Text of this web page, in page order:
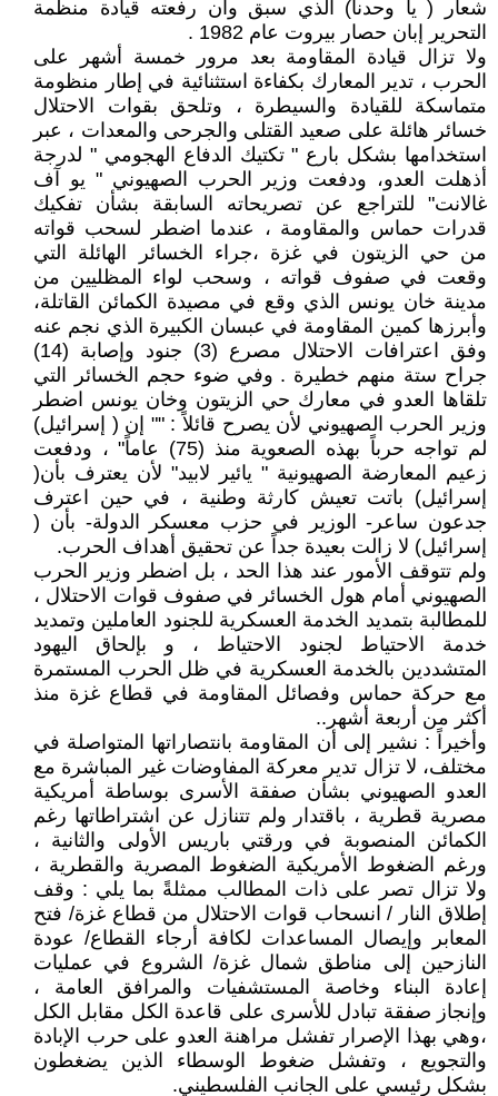
شعار ( يا وحدنا) الذي سبق وأن رفعته قيادة منظمة
التحرير إبان حصار بيروت عام 1982 .
ولا تزال قيادة المقاومة بعد مرور خمسة أشهر على
الحرب ، تدير المعارك بكفاءة استثنائية في إطار منظومة
متماسكة للقيادة والسيطرة ، وتلحق بقوات الاحتلال
خسائر هائلة على صعيد القتلى والجرحى والمعدات ، عبر
استخدامها بشكل بارع " تكتيك الدفاع الهجومي " لدرجة
أذهلت العدو، ودفعت وزير الحرب الصهيوني " يو آف
غالانت" للتراجع عن تصريحاته السابقة بشأن تفكيك
قدرات حماس والمقاومة ، عندما اضطر لسحب قواته
من حي الزيتون في غزة ،جراء الخسائر الهائلة التي
وقعت في صفوف قواته ، وسحب لواء المظليين من
مدينة خان يونس الذي وقع في مصيدة الكمائن القاتلة،
وأبرزها كمين المقاومة في عبسان الكبيرة الذي نجم عنه
وفق اعترافات الاحتلال مصرع (3) جنود وإصابة (14)
جراح ستة منهم خطيرة . وفي ضوء حجم الخسائر التي
تلقاها العدو في معارك حي الزيتون وخان يونس اضطر
وزير الحرب الصهيوني لأن يصرح قائلاً : "" إن ( إسرائيل)
لم تواجه حرباً بهذه الصعوية منذ (75) عاماً" ، ودفعت
زعيم المعارضة الصهيونية " يائير لابيد" لأن يعترف بأن(
إسرائيل) باتت تعيش كارثة وطنية ، في حين اعترف
جدعون ساعر- الوزير في حزب معسكر الدولة- بأن (
إسرائيل) لا زالت بعيدة جداً عن تحقيق أهداف الحرب.
ولم تتوقف الأمور عند هذا الحد ، بل اضطر وزير الحرب
الصهيوني أمام هول الخسائر في صفوف قوات الاحتلال ،
للمطالبة بتمديد الخدمة العسكرية للجنود العاملين وتمديد
خدمة الاحتياط لجنود الاحتياط ، و بإلحاق اليهود
المتشددين بالخدمة العسكرية في ظل الحرب المستمرة
مع حركة حماس وفصائل المقاومة في قطاع غزة منذ
أكثر من أربعة أشهر..
وأخيراً : نشير إلى أن المقاومة بانتصاراتها المتواصلة في
مختلف، لا تزال تدير معركة المفاوضات غير المباشرة مع
العدو الصهيوني بشأن صفقة الأسرى بوساطة أمريكية
مصرية قطرية ، باقتدار ولم تتنازل عن اشتراطاتها رغم
الكمائن المنصوبة في ورقتي باريس الأولى والثانية ،
ورغم الضغوط الأمريكية الضغوط المصرية والقطرية ،
ولا تزال تصر على ذات المطالب ممثلةً بما يلي : وقف
إطلاق النار / انسحاب قوات الاحتلال من قطاع غزة/ فتح
المعابر وإيصال المساعدات لكافة أرجاء القطاع/ عودة
النازحين إلى مناطق شمال غزة/ الشروع في عمليات
إعادة البناء وخاصة المستشفيات والمرافق العامة ،
وإنجاز صفقة تبادل للأسرى على قاعدة الكل مقابل الكل
،وهي بهذا الإصرار تفشل مراهنة العدو على حرب الإبادة
والتجويع ، وتفشل ضغوط الوسطاء الذين يضغطون
بشكل رئيسي على الجانب الفلسطيني.